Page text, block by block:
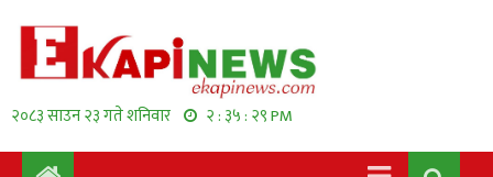
२०८३ साउन २३ गते शनिवार २ : ३५ : २९ PM